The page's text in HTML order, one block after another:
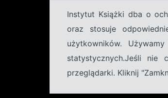
Instytut Książki dba o
oraz stosuje
użytkowników.
statystycznych.Jeśli nie
przeglądarki. Kliknij